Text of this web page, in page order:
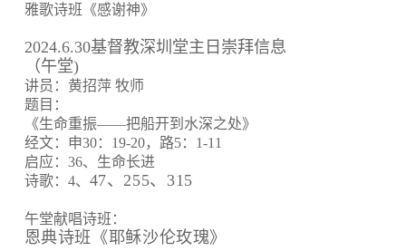
雅歌诗班《感谢神》
2024.6.30基督教深圳堂主日崇拜信息
（午堂)
讲员：黄招萍 牧师
题目：
《生命重振——把船开到水深之处》
经文：申30：19-20，路5：1-11
启应：36、生命长进
诗歌：4、 47、255、315
午堂献唱诗班：
恩典诗班《耶稣沙伦玫瑰》